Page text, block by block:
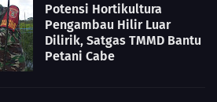
Potensi Hortikultura
Pengambau Hilir Luar
Dilirik, Satgas TMMD Bantu
Petani Cabe